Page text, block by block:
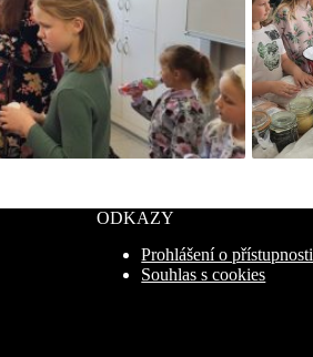
ODKAZY
Prohlášení o přístupnosti
Souhlas s cookies